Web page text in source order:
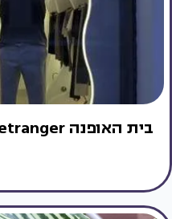
בית האופנה L'etranger